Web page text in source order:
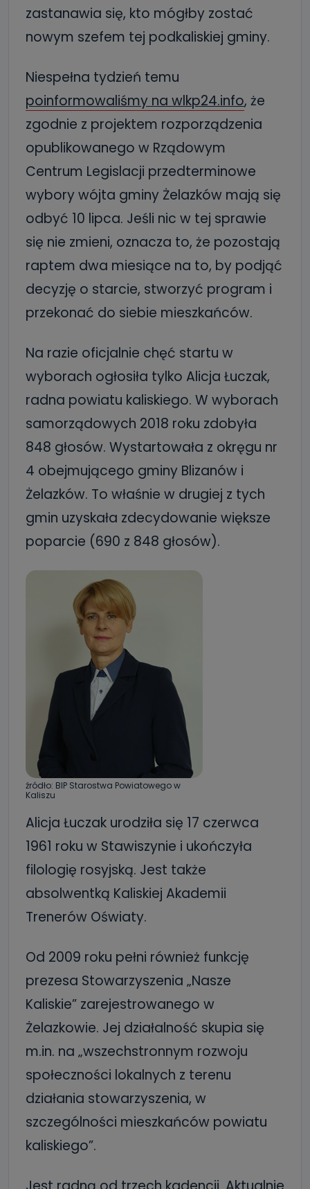
zastanawia się, kto mógłby zostać
nowym szefem tej podkaliskiej gminy.
Niespełna tydzień temu
poinformowaliśmy na wlkp24.info, że
zgodnie z projektem rozporządzenia
opublikowanego w Rządowym
Centrum Legislacji przedterminowe
wybory wójta gminy Żelazków mają się
odbyć 10 lipca. Jeśli nic w tej sprawie
się nie zmieni, oznacza to, że pozostają
raptem dwa miesiące na to, by podjąć
decyzję o starcie, stworzyć program i
przekonać do siebie mieszkańców.
Na razie oficjalnie chęć startu w
wyborach ogłosiła tylko Alicja Łuczak,
radna powiatu kaliskiego. W wyborach
samorządowych 2018 roku zdobyła
848 głosów. Wystartowała z okręgu nr
4 obejmującego gminy Blizanów i
Żelazków. To właśnie w drugiej z tych
gmin uzyskała zdecydowanie większe
poparcie (690 z 848 głosów).
źródło: BIP Starostwa Powiatowego w
Kaliszu
Alicja Łuczak urodziła się 17 czerwca
1961 roku w Stawiszynie i ukończyła
filologię rosyjską. Jest także
absolwentką Kaliskiej Akademii
Trenerów Oświaty.
Od 2009 roku pełni również funkcję
prezesa Stowarzyszenia „Nasze
Kaliskie” zarejestrowanego w
Żelazkowie. Jej działalność skupia się
m.in. na „wszechstronnym rozwoju
społeczności lokalnych z terenu
działania stowarzyszenia, w
szczególności mieszkańców powiatu
kaliskiego”.